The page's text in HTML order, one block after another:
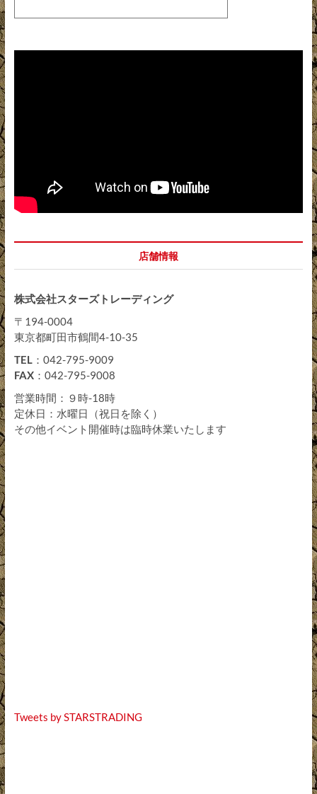
店舗情報
株式会社スターズトレーディング
〒194-0004
東京都町田市鶴間4-10-35
TEL：042-795-9009
FAX：042-795-9008
営業時間：９時-18時
定休日：水曜日（祝日を除く）
その他イベント開催時は臨時休業いたします
Tweets by STARSTRADING